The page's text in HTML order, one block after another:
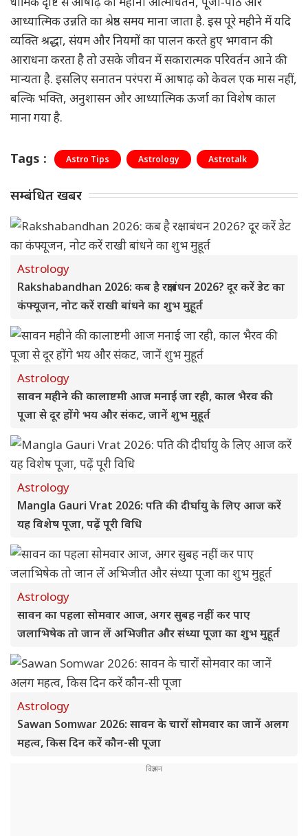
आध्यात्मिक उन्नति का श्रेष्ठ समय माना जाता है. इस पूरे महीने में यदि
व्यक्ति श्रद्धा, संयम और नियमों का पालन करते हुए भगवान की
आराधना करता है तो उसके जीवन में सकारात्मक परिवर्तन आने की
मान्यता है. इसलिए सनातन परंपरा में आषाढ़ को केवल एक मास नहीं,
बल्कि भक्ति, अनुशासन और आध्यात्मिक ऊर्जा का विशेष काल
माना गया है.
Tags : Astro Tips Astrology Astrotalk
सम्बंधित खबर
Astrology
Rakshabandhan 2026: कब है रक्षाबंधन 2026? दूर करें डेट का
कंफ्यूजन, नोट करें राखी बांधने का शुभ मुहूर्त
Astrology
सावन महीने की कालाष्टमी आज मनाई जा रही, काल भैरव की
पूजा से दूर होंगे भय और संकट, जानें शुभ मुहूर्त
Astrology
Mangla Gauri Vrat 2026: पति की दीर्घायु के लिए आज करें
यह विशेष पूजा, पढ़ें पूरी विधि
Astrology
सावन का पहला सोमवार आज, अगर सुबह नहीं कर पाए
जलाभिषेक तो जान लें अभिजीत और संध्या पूजा का शुभ मुहूर्त
Astrology
Sawan Somwar 2026: सावन के चारों सोमवार का जानें अलग
महत्व, किस दिन करें कौन-सी पूजा